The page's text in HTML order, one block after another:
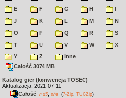
E
F G H
I
J
K L M
N
O
P Q R
S
T
U V W
X
Y
Z
inne
Całość 3074 MB
Katalog gier (konwencja TOSEC)
Aktualizacja: 2021-07-11
Całość md5 sha (7-Zip TUGZip)